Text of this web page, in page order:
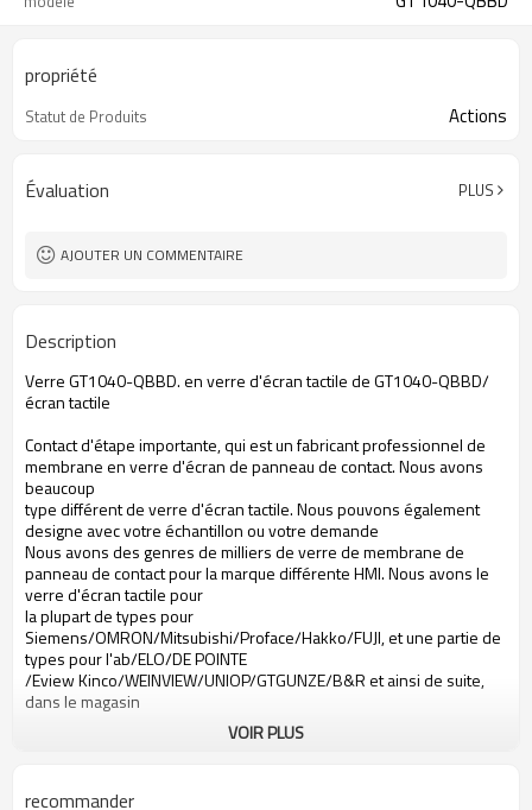
propriété
Statut de Produits Actions
Évaluation PLUS
AJOUTER UN COMMENTAIRE
Description
Verre GT1040-QBBD. en verre d'écran tactile de GT1040-QBBD/
écran tactile
Contact d'étape importante, qui est un fabricant professionnel de
membrane en verre d'écran de panneau de contact. Nous avons
beaucoup
type différent de verre d'écran tactile. Nous pouvons également
designe avec votre échantillon ou votre demande
Nous avons des genres de milliers de verre de membrane de
panneau de contact pour la marque différente HMI. Nous avons le
verre d'écran tactile pour
la plupart de types pour
Siemens/OMRON/Mitsubishi/Proface/Hakko/FUJI, et une partie de
types pour l'ab/ELO/DE POINTE
/Eview Kinco/WEINVIEW/UNIOP/GTGUNZE/B&R et ainsi de suite,
dans le magasin
VOIR PLUS
recommander